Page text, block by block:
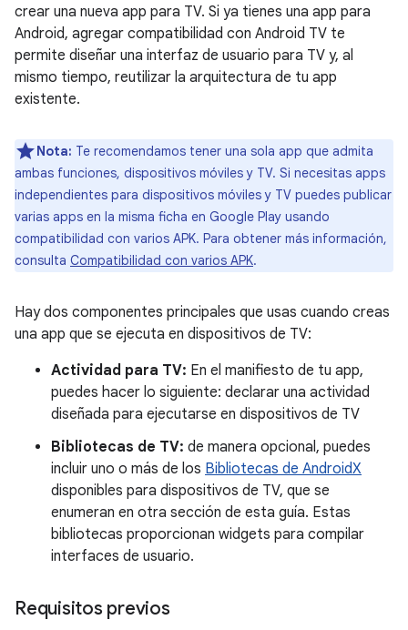
crear una nueva app para TV. Si ya tienes una app para
Android, agregar compatibilidad con Android TV te
permite diseñar una interfaz de usuario para TV y, al
mismo tiempo, reutilizar la arquitectura de tu app
existente.
Nota: Te recomendamos tener una sola app que admita
ambas funciones, dispositivos móviles y TV. Si necesitas apps
independientes para dispositivos móviles y TV puedes publicar
varias apps en la misma ficha en Google Play usando
compatibilidad con varios APK. Para obtener más información,
consulta Compatibilidad con varios APK.
Hay dos componentes principales que usas cuando creas
una app que se ejecuta en dispositivos de TV:
Actividad para TV: En el manifiesto de tu app,
puedes hacer lo siguiente: declarar una actividad
diseñada para ejecutarse en dispositivos de TV
Bibliotecas de TV: de manera opcional, puedes
incluir uno o más de los Bibliotecas de AndroidX
disponibles para dispositivos de TV, que se
enumeran en otra sección de esta guía. Estas
bibliotecas proporcionan widgets para compilar
interfaces de usuario.
Requisitos previos